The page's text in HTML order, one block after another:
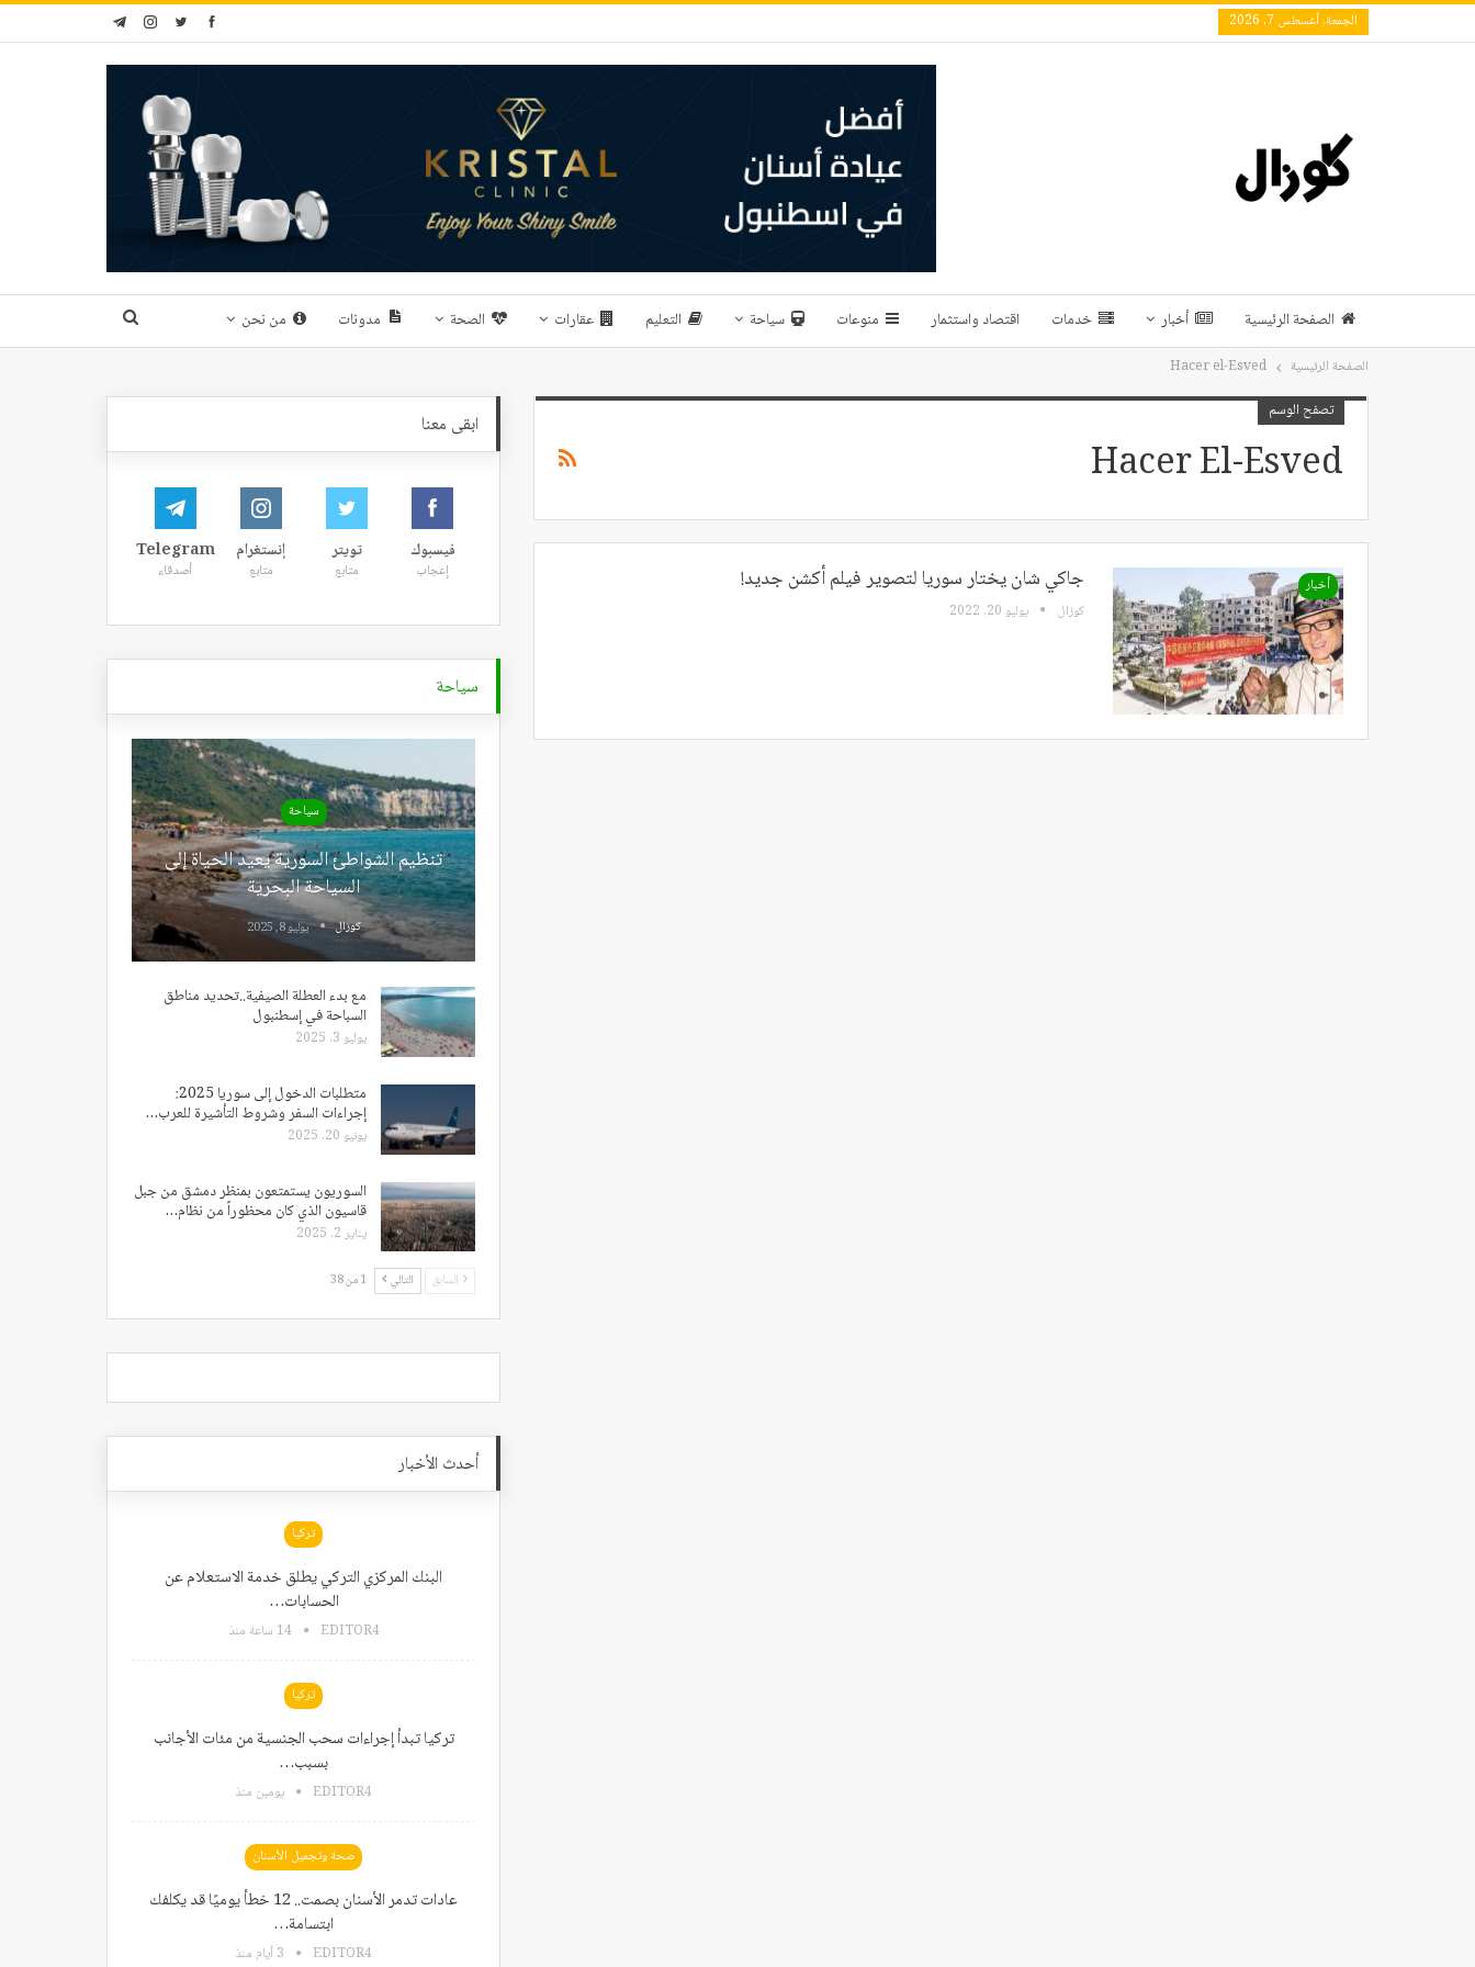
الجمعة, أغسطس 7, 2026
الصفحة الرئيسية أخبار خدمات اقتصاد واستثمار منوعات سياحة التعليم عقارات الصحة مدونات من نحن
الصفحة الرئيسية Hacer el-Esved
تصفح الوسم
Hacer El-Esved
أخبار جاكي شان يختار سوريا لتصوير فيلم أكشن جديد!
كوزال يوليو 20, 2022
ابقى معنا
فيسبوك
إعجاب
تويتر
متابع
إنستغرام
متابع
Telegram
أصدقاء
سياحة
سياحة
تنظيم الشواطئ السورية يعيد الحياة إلى
السياحة البحرية
كوزال يوليو 8, 2025
مع بدء العطلة الصيفية..تحديد مناطق
السباحة في إسطنبول
يوليو 3, 2025
متطلبات الدخول إلى سوريا 2025:
إجراءات السفر وشروط التأشيرة للعرب…
يونيو 20, 2025
السوريون يستمتعون بمنظر دمشق من جبل
قاسيون الذي كان محظوراً من نظام…
يناير 2, 2025
السابق التالي 1 من 38
أحدث الأخبار
تركيا
البنك المركزي التركي يطلق خدمة الاستعلام عن
الحسابات…
EDITOR4 14 ساعة منذ
تركيا
تركيا تبدأ إجراءات سحب الجنسية من مئات الأجانب
بسبب…
EDITOR4 يومين منذ
صحة وتجميل الأسنان
عادات تدمر الأسنان بصمت.. 12 خطأ يوميًا قد يكلفك
ابتسامة…
EDITOR4 3 أيام منذ